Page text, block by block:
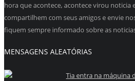
hora que acontece, acontece virou noticia
compartilhem com seus amigos e envie
fiquem sempre informado sobre as
MENSAGENS ALEATÓRIAS
Tia entra na máquina